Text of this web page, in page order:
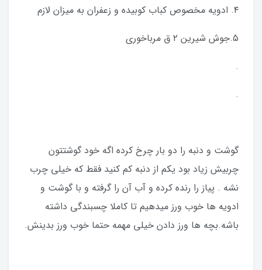
۴. ادویه مخصوص کباب کوبیده و زعفران به میزان لازم
۵.جوش شیرین ۲ ق مرباخوری
.
.
گوشت و دنبه را دو بار چرخ کرده اگه خود گوشتتون
چربیش زیاد بود یکم از دنبه کم کنید فقط که خیلی چرب
نشه . پیاز را رنده کرده و آب آن را گرفته و با گوشت و
ادویه ها خوب ورز میدهیم تا کاملا چسبندگی داشته
باشه.بچه ها ورز دادن خیلی مهمه حتما خوب ورز بدینش.